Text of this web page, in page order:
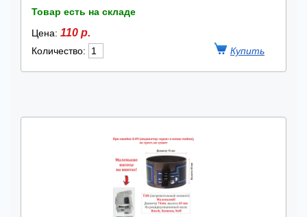
Товар есть на складе
Цена: 110 р.
Количество: